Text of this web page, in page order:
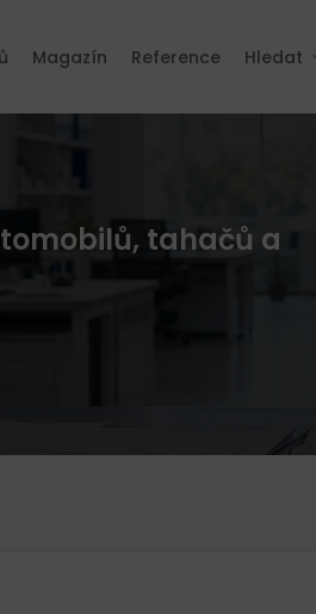
Magazín Reference Hledat
tahačů a